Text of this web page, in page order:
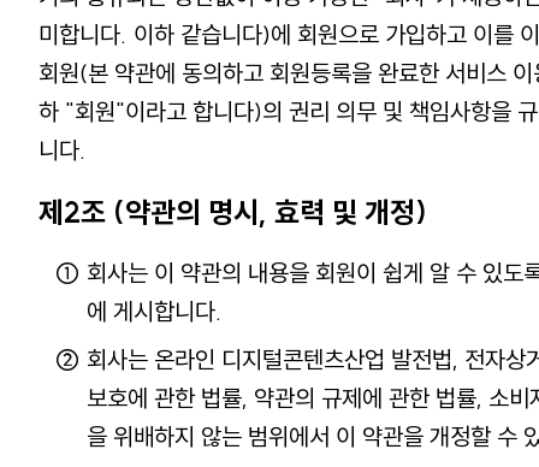
미합니다. 이하 같습니다)에 회원으로 가입하고 이를
회원(본 약관에 동의하고 회원등록을 완료한 서비스
하 "회원"이라고 합니다)의 권리 의무 및 책임사항을
니다.
제2조 (약관의 명시, 효력 및 개정)
회사는 이 약관의 내용을 회원이 쉽게 알 수 있도
에 게시합니다.
회사는 온라인 디지털콘텐츠산업 발전법, 전자상
보호에 관한 법률, 약관의 규제에 관한 법률, 소비
을 위배하지 않는 범위에서 이 약관을 개정할 수